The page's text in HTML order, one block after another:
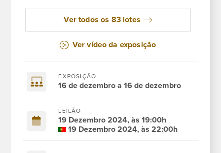
Fale
conosco
Ver todos os 83 lotes
Ver vídeo da exposição
EXPOSIÇÃO
16 de dezembro a 16 de dezembro
LEILÃO
19 Dezembro 2024, às 19:00h
19 Dezembro 2024, às 22:00h